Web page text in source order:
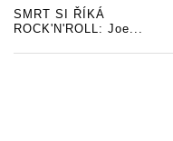
SMRT SI ŘÍKÁ
ROCK'N'ROLL: Joe...